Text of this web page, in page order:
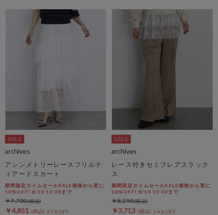
archives
アシンメトリーレースフリルテ
ィアードスカート
期間限定タイムセールSALE価格から更に
10%OFF! 8/10 10:00まで
￥7,700
￥4,851 37％OFF
archives
レース付きセミフレアスラック
ス
期間限定タイムセールSALE価格から更に
10%OFF! 8/10 10:00まで
￥8,250
￥3,713 54％OFF